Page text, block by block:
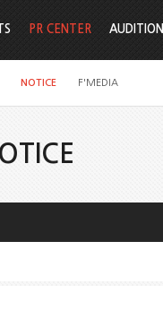
PR CENTER
NOTICE F'MEDIA
AUDITION